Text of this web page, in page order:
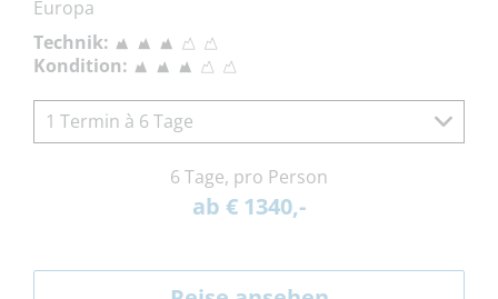
Europa
Technik:
Kondition:
1 Termin à 6 Tage
6 Tage, pro Person
ab € 1340,-